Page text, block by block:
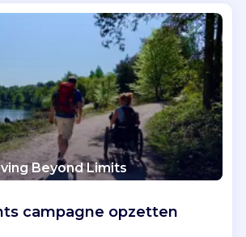
Vind jouw project
Beyond Limits
campagne opzetten